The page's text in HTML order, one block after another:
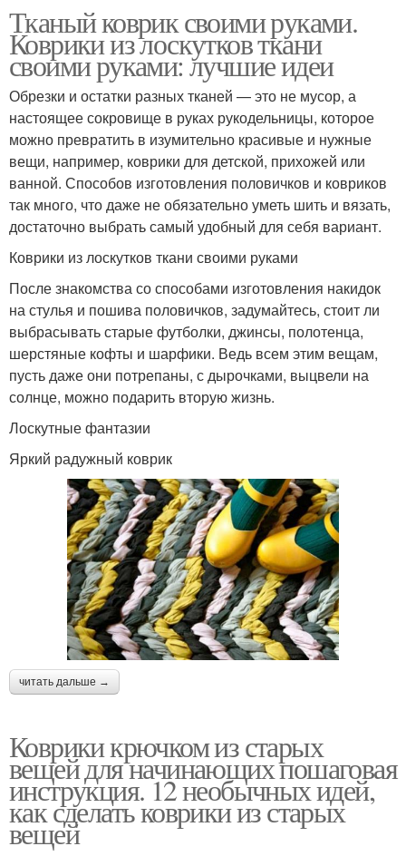
Тканый коврик своими руками.
Коврики из лоскутков ткани
своими руками: лучшие идеи
Обрезки и остатки разных тканей — это не мусор, а
настоящее сокровище в руках рукодельницы, которое
можно превратить в изумительно красивые и нужные
вещи, например, коврики для детской, прихожей или
ванной. Способов изготовления половичков и ковриков
так много, что даже не обязательно уметь шить и вязать,
достаточно выбрать самый удобный для себя вариант.
Коврики из лоскутков ткани своими руками
После знакомства со способами изготовления накидок
на стулья и пошива половичков, задумайтесь, стоит ли
выбрасывать старые футболки, джинсы, полотенца,
шерстяные кофты и шарфики. Ведь всем этим вещам,
пусть даже они потрепаны, с дырочками, выцвели на
солнце, можно подарить вторую жизнь.
Лоскутные фантазии
Яркий радужный коврик
читать дальше →
Коврики крючком из старых
вещей для начинающих пошаговая
инструкция. 12 необычных идей,
как сделать коврики из старых
вещей